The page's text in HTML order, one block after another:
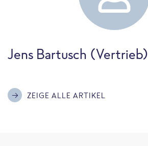
Jens Bartusch (Vertrieb)
ZEIGE ALLE ARTIKEL